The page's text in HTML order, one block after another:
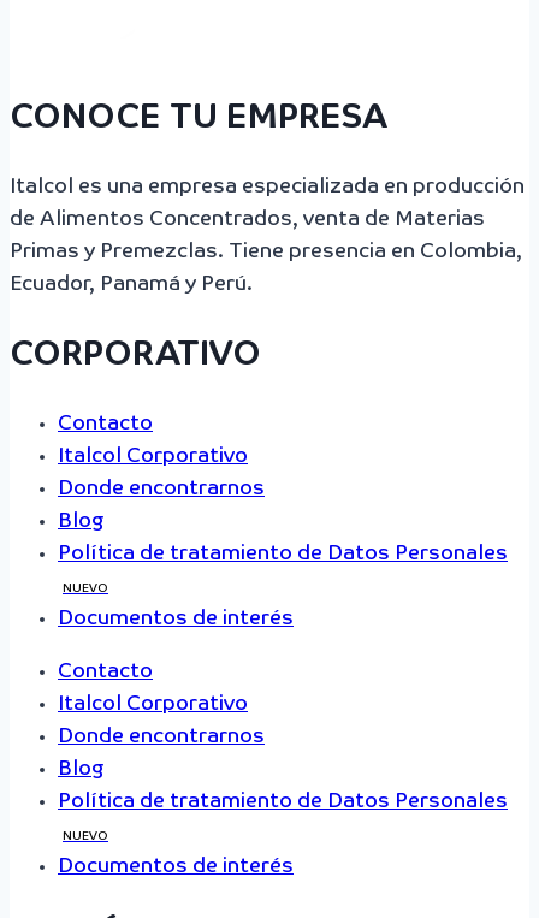
CONOCE TU EMPRESA
Italcol es una empresa especializada en producción
de Alimentos Concentrados, venta de Materias
Primas y Premezclas. Tiene presencia en Colombia,
Ecuador, Panamá y Perú.
CORPORATIVO
Contacto
Italcol Corporativo
Donde encontrarnos
Blog
Política de tratamiento de Datos Personales
NUEVO
Documentos de interés
Contacto
Italcol Corporativo
Donde encontrarnos
Blog
Política de tratamiento de Datos Personales
NUEVO
Documentos de interés